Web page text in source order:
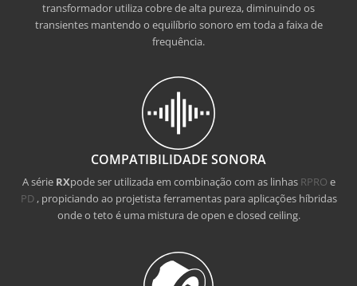
transformador utiliza cobre de alta pureza, diminuindo os
transientes mantendo o equilíbrio sonoro em toda a faixa de
frequência.
COMPATIBILIDADE SONORA
A série RXpode ser utilizada em combinação com as linhas RPRO e
PD , propiciando ao projetista ferramentas para aplicações híbridas
onde o teto é uma mistura de open e closed ceiling.